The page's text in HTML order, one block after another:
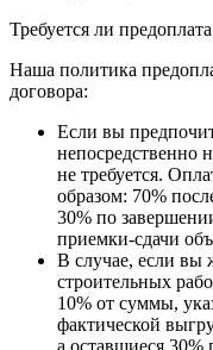
Требуется ли
Наша политика
договора:
Если вы
непосредственно
не требуется.
образом: 70%
30% по
приемки-сдачи
В случае, если вы
строительных
10% от суммы,
фактической
а оставшиеся